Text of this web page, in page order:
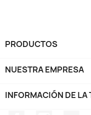
PRODUCTOS
NUESTRA EMPRESA
INFORMACIÓN DE LA